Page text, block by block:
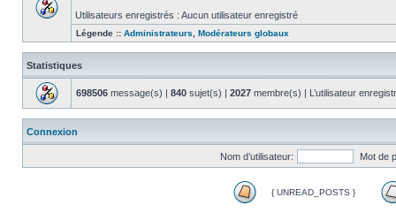
Utilisateurs enregistrés : Aucun utilisateur enregistré
Légende :: Administrateurs Modérateurs globaux
Statistiques
698506 message(s) | 840 sujet(s) | 2027 membre(s) | L’utilisateur
Connexion
Nom d’utilisateur: Mot de
{ UNREAD_POSTS }